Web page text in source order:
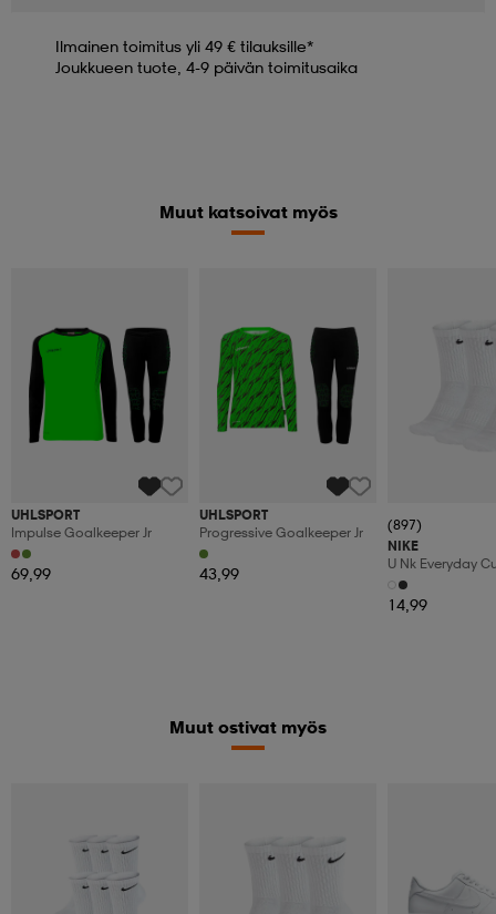
Ilmainen toimitus yli 49 € tilauksille*
Joukkueen tuote, 4-9 päivän toimitusaika
Muut katsoivat myös
UHLSPORT
Impulse Goalkeeper Jr
69,99
UHLSPORT
Progressive Goalkeeper Jr
43,99
(897)
NIKE
U Nk Everyday
3pr
14,99
Muut ostivat myös